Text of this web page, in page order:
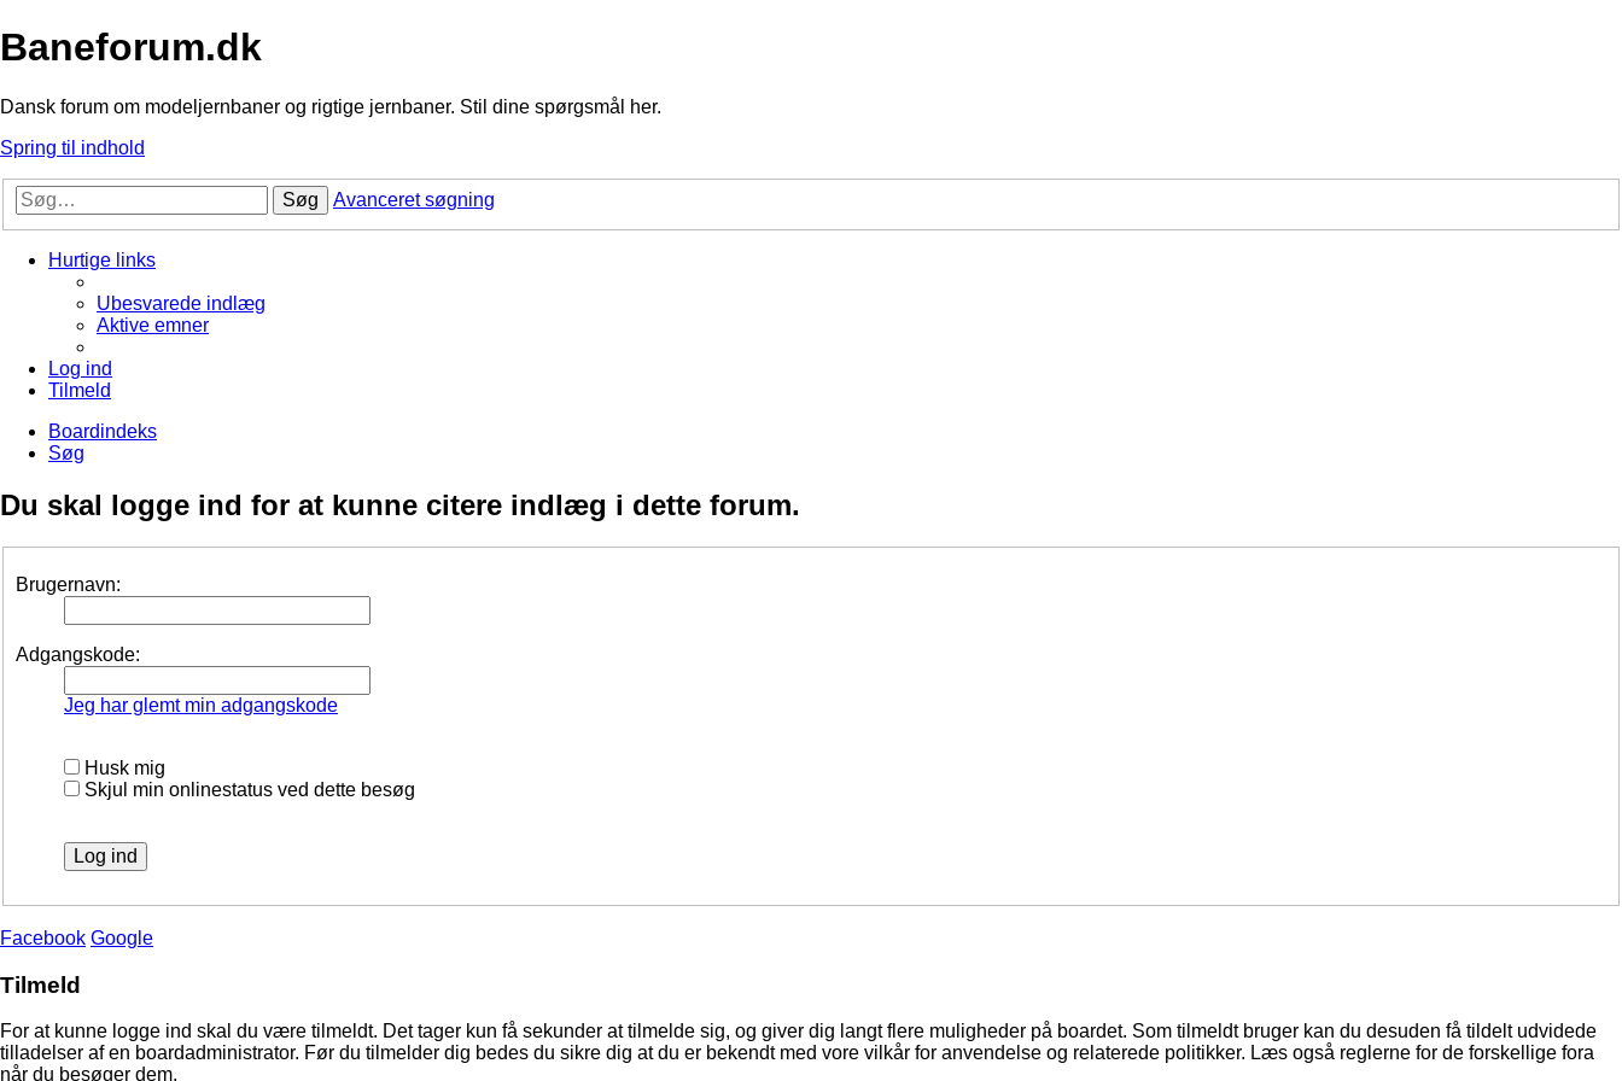
Baneforum.dk
Dansk forum om modeljernbaner og rigtige jernbaner. Stil dine spørgsmål her.
Spring til indhold
Søg Avanceret søgning
Hurtige links
Ubesvarede indlæg
Aktive emner
Log ind
Tilmeld
Boardindeks
Søg
Du skal logge ind for at kunne citere indlæg i dette forum.
Brugernavn:
Adgangskode:
Jeg har glemt min adgangskode
Husk mig
Skjul min onlinestatus ved dette besøg
Facebook Google
Tilmeld
For at kunne logge ind skal du være tilmeldt. Det tager kun få sekunder at tilmelde sig, og giver dig langt flere muligheder på boardet. Som tilmeldt bruger kan du desuden få tildelt udvidede
tilladelser af en boardadministrator. Før du tilmelder dig bedes du sikre dig at du er bekendt med vore vilkår for anvendelse og relaterede politikker. Læs også reglerne for de forskellige fora
når du besøger dem.